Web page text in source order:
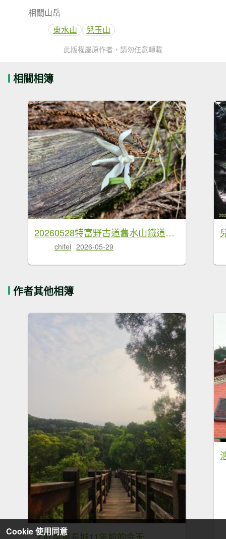
相關山岳
東水山
兒玉山
此版權屬原作者，請勿任意轉載
相關相簿
20260528特富野古道舊水山鐵道上北霞山連走東水山、兒玉山
chifei 2026-05-29
作者其他相簿
Cookie 使用同意